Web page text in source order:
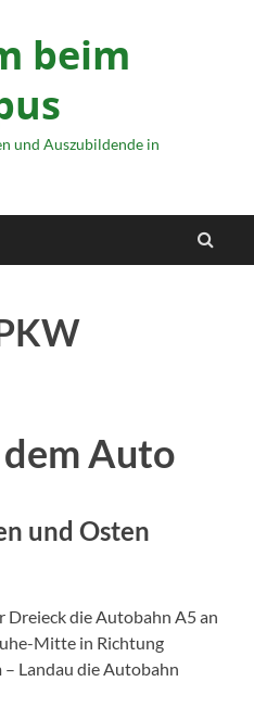
beim
und Auszubildende in
Auto
und Osten
Dreieck die Autobahn A5 an
Mitte in Richtung
Landau die Autobahn